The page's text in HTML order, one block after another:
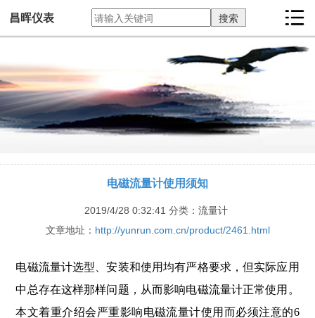
昌晖仪表
电磁流量计使用须知
2019/4/28 0:32:41 分类：流量计
文章地址： http://yunrun.com.cn/product/2461.html
电磁流量计选型、安装和使用均有严格要求，但实际应用
中总存在这样那样问题，从而影响电磁流量计正常使用。
本文着重介绍会严重影响电磁流量计使用而必须注意的6